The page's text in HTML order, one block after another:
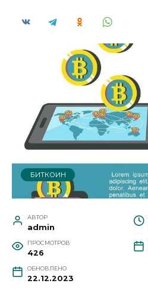
БИТКОИН
АВТОР
admin
ПРОСМОТРОВ
426
ОБНОВЛЕНО
22.12.2023